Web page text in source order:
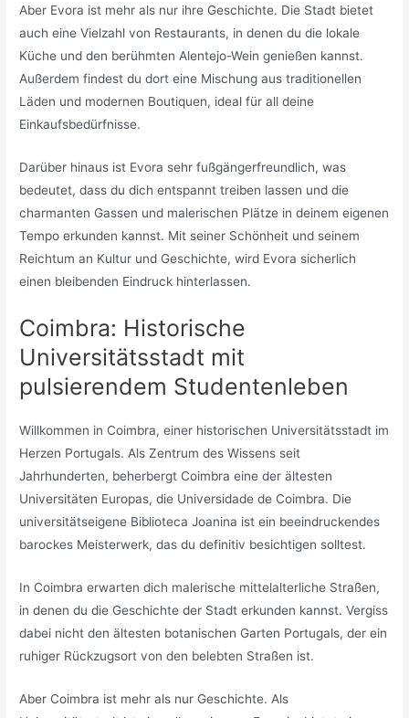
Aber Evora ist mehr als nur ihre Geschichte. Die Stadt bietet
auch eine Vielzahl von Restaurants, in denen du die lokale
Küche und den berühmten Alentejo-Wein genießen kannst.
Außerdem findest du dort eine Mischung aus traditionellen
Läden und modernen Boutiquen, ideal für all deine
Einkaufsbedürfnisse.
Darüber hinaus ist Evora sehr fußgängerfreundlich, was
bedeutet, dass du dich entspannt treiben lassen und die
charmanten Gassen und malerischen Plätze in deinem eigenen
Tempo erkunden kannst. Mit seiner Schönheit und seinem
Reichtum an Kultur und Geschichte, wird Evora sicherlich
einen bleibenden Eindruck hinterlassen.
Coimbra: Historische
Universitätsstadt mit
pulsierendem Studentenleben
Willkommen in Coimbra, einer historischen Universitätsstadt im
Herzen Portugals. Als Zentrum des Wissens seit
Jahrhunderten, beherbergt Coimbra eine der ältesten
Universitäten Europas, die Universidade de Coimbra. Die
universitätseigene Biblioteca Joanina ist ein beeindruckendes
barockes Meisterwerk, das du definitiv besichtigen solltest.
In Coimbra erwarten dich malerische mittelalterliche Straßen,
in denen du die Geschichte der Stadt erkunden kannst. Vergiss
dabei nicht den ältesten botanischen Garten Portugals, der ein
ruhiger Rückzugsort von den belebten Straßen ist.
Aber Coimbra ist mehr als nur Geschichte. Als